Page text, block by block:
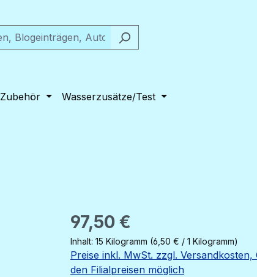
Zubehör Wasserzusätze/Test
Regulärer Preis:
97,50 €
Inhalt: 15 Kilogramm (6,50 € / 1 Kilogramm)
Preise inkl. MwSt. zzgl.
den Filialpreisen möglich